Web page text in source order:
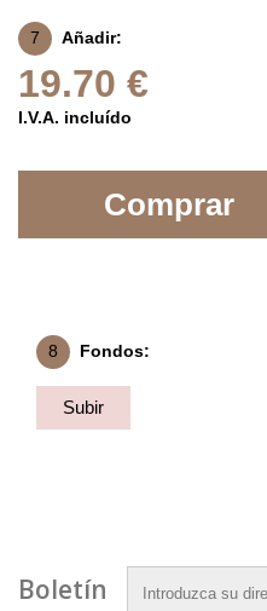
7 Añadir:
19.70 €
I.V.A. incluído
Comprar
8 Fondos:
Subir
Boletín